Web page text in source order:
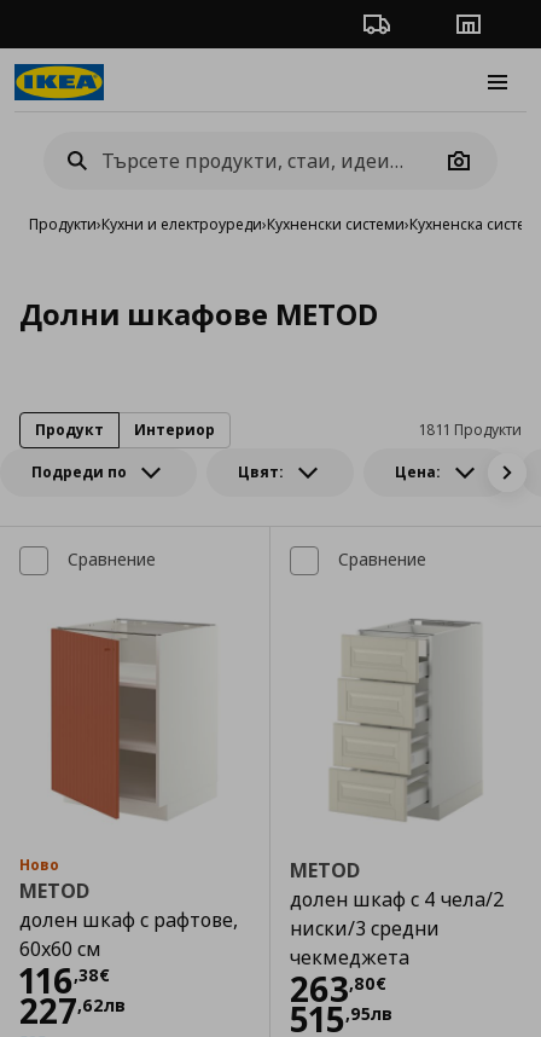
Проследяване на
Camera
Продукти›Кухни и електроуреди›Кухненски системи›Кухненска
Долни шкафове METOD
Подреди по Цвят: Цена:
1811 Продукти
Продукт Интериор
Сравнение
Ново
METOD
долен шкаф с рафтове,
60x60 см
116,38€
Цена
227,62лв
Сравнение
METOD
долен шкаф с 4 чела/2
ниски/3 средни
чекмеджета
263,80€
Цена
515,95лв